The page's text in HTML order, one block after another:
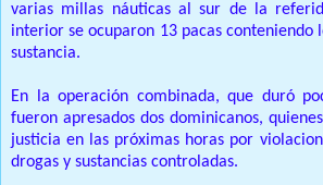
varias millas náuticas al sur de la
interior se ocuparon 13 pacas conteniendo
sustancia.
En la operación combinada, que duró
fueron apresados dos dominicanos,
justicia en las próximas horas por
drogas y sustancias controladas.